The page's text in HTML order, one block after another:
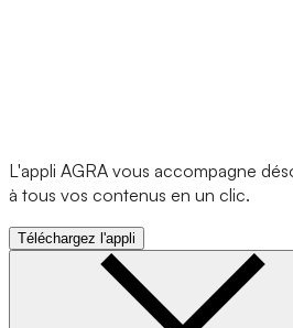
L'appli AGRA vous accompagne
à tous vos contenus en un clic.
Téléchargez l'appli